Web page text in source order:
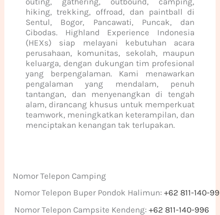
hiking, trekking, offroad, dan paintball di
Sentul, Bogor, Pancawati, Puncak, dan
Cibodas. Highland Experience Indonesia
(HEXs) siap melayani kebutuhan acara
perusahaan, komunitas, sekolah, maupun
keluarga, dengan dukungan tim profesional
yang berpengalaman. Kami menawarkan
pengalaman yang mendalam, penuh
tantangan, dan menyenangkan di tengah
alam, dirancang khusus untuk memperkuat
teamwork, meningkatkan keterampilan, dan
menciptakan kenangan tak terlupakan.
Nomor Telepon Camping
Nomor Telepon Buper Pondok Halimun:+62 811-140-
Nomor Telepon Campsite Kendeng: +62 811-140-996